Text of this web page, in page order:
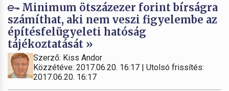
Minimum ötszázezer forint bírságra
számíthat, aki nem veszi figyelembe az
építésfelügyeleti hatóság
tájékoztatását »
Szerző: Kiss Andor
Közzétéve: 2017.06.20. 16:17 | Utolsó frissítés:
2017.06.20. 16:17